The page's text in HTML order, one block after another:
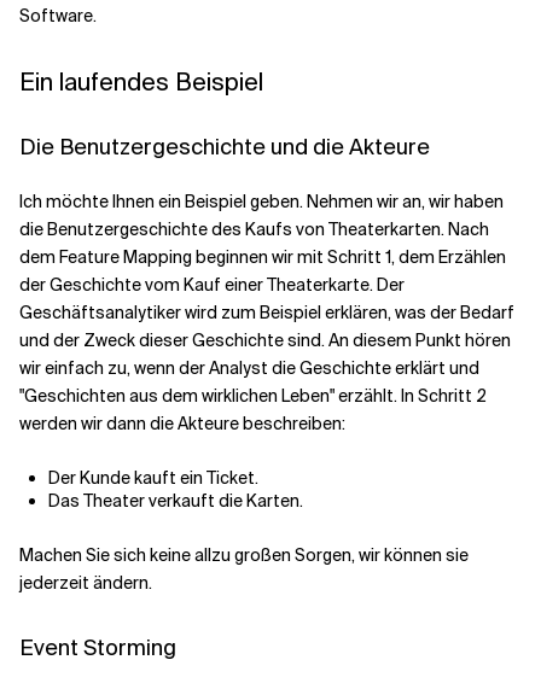
Software.
Ein laufendes Beispiel
Die Benutzergeschichte und die Akteure
Ich möchte Ihnen ein Beispiel geben. Nehmen wir an, wir haben
die Benutzergeschichte des Kaufs von Theaterkarten. Nach
dem Feature Mapping beginnen wir mit Schritt 1, dem Erzählen
der Geschichte vom Kauf einer Theaterkarte. Der
Geschäftsanalytiker wird zum Beispiel erklären, was der Bedarf
und der Zweck dieser Geschichte sind. An diesem Punkt hören
wir einfach zu, wenn der Analyst die Geschichte erklärt und
"Geschichten aus dem wirklichen Leben" erzählt. In Schritt 2
werden wir dann die Akteure beschreiben:
Der Kunde kauft ein Ticket.
Das Theater verkauft die Karten.
Machen Sie sich keine allzu großen Sorgen, wir können sie
jederzeit ändern.
Event Storming